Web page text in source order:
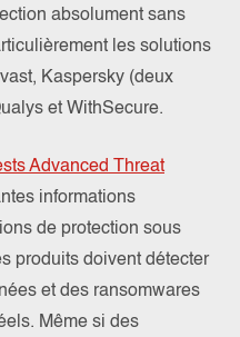
absolument sans
les solutions
Kaspersky (deux
et WithSecure.
Advanced Threat
informations
de protection sous
produits doivent détecter
et des ransomwares
Même si des